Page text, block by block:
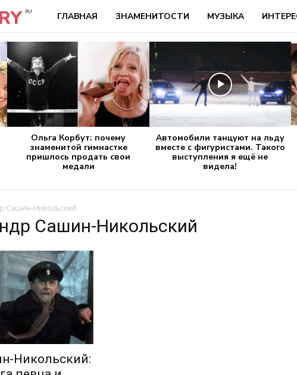
RU ГЛАВНАЯ ЗНАМЕНИТОСТИ МУЗЫКА
Ольга Корбут: почему
знаменитой гимнастке
пришлось продать свои
медали
Автомобили танцуют на льду
вместе с фигуристами. Такого
выступления я ещё не
видела!
Сашин-Никольский
Сашин-Никольский
Никольский: